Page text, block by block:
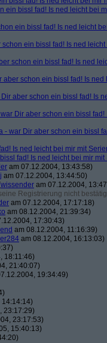
ein bissl fad! Is ned leicht bei
ein bissl fad! Is ned leicht
schon ein bissl fad! Is ned
schon ein bissl fad! Is ned
aber schon ein bissl fad! Is
aber schon ein bissl fad! Is
Dir aber schon ein bissl
- war Dir aber schon ein bissl
Is ned leicht bei mir mit
fad! Is ned leicht bei mir mit
am 07.12.2004, 13:43:58)
am 07.12.2004, 13:44:50)
wissender am 07.12.2004,
Registrierung nicht
am 07.12.2004, 17:17:18)
am 08.12.2004, 21:39:34)
17:30:43)
am 08.12.2004, 11:16:39)
am 08.12.2004, 16:13:03)
18:11:46)
21:40:07)
19:34:49)
23:17:29)
23:17:53)
15:40:13)